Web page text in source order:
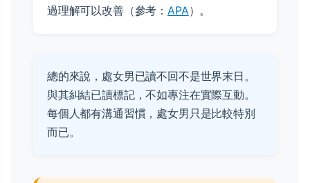
過理解可以改善（參考：APA）。
總的來說，處女男已讀不回不是世界末日。
與其糾結已讀標記，不如專注在實際互動。
每個人都有溝通習慣，處女男只是比較特別
而已。